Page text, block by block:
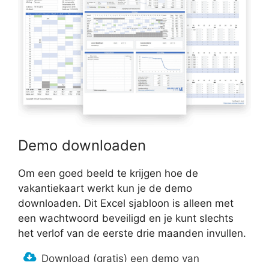
Demo downloaden
Om een goed beeld te krijgen hoe de
vakantiekaart werkt kun je de demo
downloaden. Dit Excel sjabloon is alleen met
een wachtwoord beveiligd en je kunt slechts
het verlof van de eerste drie maanden invullen.
Download (gratis) een demo van